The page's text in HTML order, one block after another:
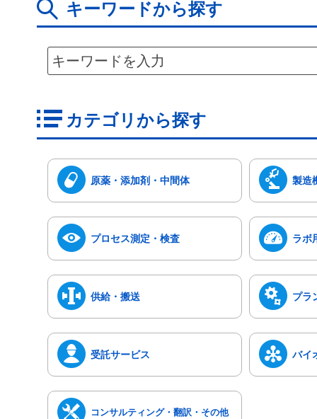
キーワードから探す
カテゴリから探す
原薬・添加剤・中間体 製造
プロセス測定・検査 ラボ
供給・搬送 プラ
受託サービス バイ
コンサルティング・翻訳・その他